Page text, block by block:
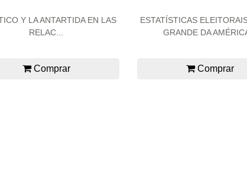
Y LA ANTARTIDA EN LAS
RELAC...
Comprar
ESTATÍSTICAS
GRANDE DA
Comprar